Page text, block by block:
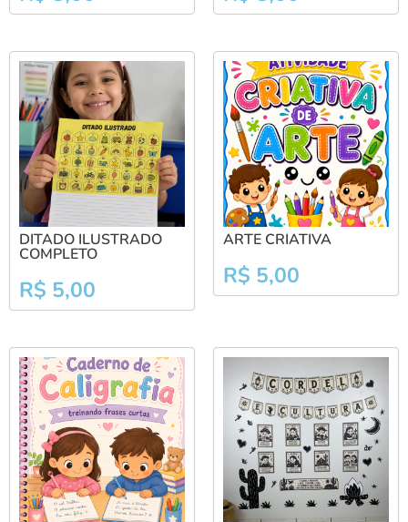
DITADO ILUSTRADO
COMPLETO
R$ 5,00
ARTE CRIATIVA
R$ 5,00